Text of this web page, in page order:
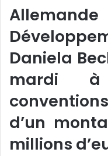
Daniela
mardi
d’un
millions